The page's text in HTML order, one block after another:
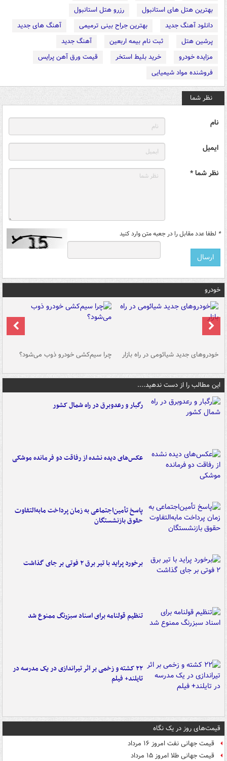
بهترین هتل های استانبول
رزرو هتل استانبول
دانلود آهنگ جدید
بهترین جراح بینی ترمیمی
آهنگ های جدید
پرشین هتل
ثبت نام بیمه اربعین
آهنگ جدید
مزایده خودرو
خرید بلیط استخر
قیمت ورق آهن پرایس
فروشنده مواد شیمیایی
نظر شما
نام
ایمیل
نظر شما *
* لطفا عدد مقابل را در جعبه متن وارد کنید
خودرو
خودروهای جدید شیائومی در راه بازار چرا سیم‌کشی خودرو ذوب می‌شود؟
این مطالب را از دست ندهید....
رگبار و رعدوبرق در راه شمال کشور
عکس‌های دیده نشده از رفاقت دو فرمانده‌ موشکی
پاسخ تأمین‌اجتماعی به زمان پرداخت مابه‌التفاوت
حقوق بازنشستگان
برخورد پراید با تیر برق ۲ فوتی بر جای گذاشت
تنظیم قولنامه برای اسناد سبزرنگ ممنوع شد
۲۲ کشته و زخمی بر اثر تیراندازی در یک مدرسه در
تایلند+ فیلم
قیمت‌های روز در یک نگاه
قیمت جهانی نفت امروز ۱۶ مرداد
قیمت جهانی طلا امروز ۱۵ مرداد